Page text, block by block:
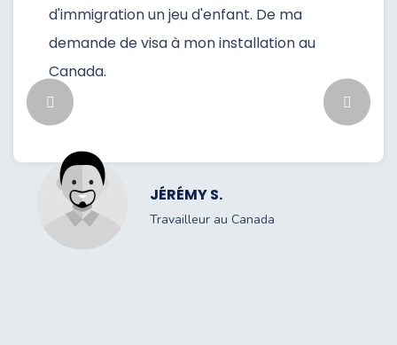
d'immigration un jeu d'enfant. De ma
demande de visa à mon installation au
Canada.
JÉRÉMY S.
Travailleur au Canada